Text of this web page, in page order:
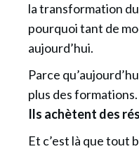
la transformation
pourquoi tant de
aujourd’hui.
Parce
plus des formations.
Ils achètent des
Et c’est là que tout